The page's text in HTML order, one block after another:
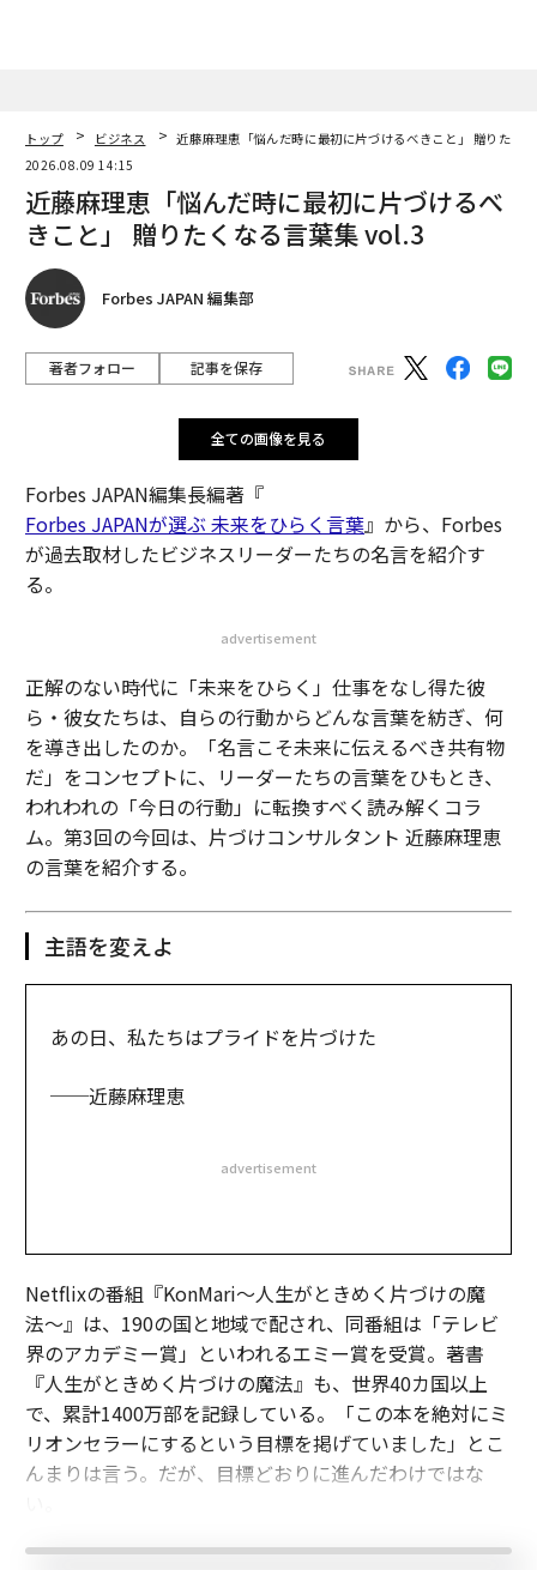
トップ ビジネス
近藤麻理恵「悩んだ時に最初に片づけるべきこと」 贈りたく
2026.08.09 14:15
近藤麻理恵「悩んだ時に最初に片づけるべ
きこと」 贈りたくなる言葉集 vol.3
Forbes JAPAN 編集部
著者フォロー 記事を保存
全ての画像を見る
Forbes JAPAN編集長編著『
Forbes JAPANが選ぶ 未来をひらく言葉』から、Forbes
が過去取材したビジネスリーダーたちの名言を紹介す
る。
advertisement
正解のない時代に「未来をひらく」仕事をなし得た彼
ら・彼女たちは、自らの行動からどんな言葉を紡ぎ、何
を導き出したのか。「名言こそ未来に伝えるべき共有物
だ」をコンセプトに、リーダーたちの言葉をひもとき、
われわれの「今日の行動」に転換すべく読み解くコラ
ム。第3回の今回は、片づけコンサルタント 近藤麻理恵
の言葉を紹介する。
主語を変えよ
あの日、私たちはプライドを片づけた
──近藤麻理恵
advertisement
Netflixの番組『KonMari～人生がときめく片づけの魔
法〜』は、190の国と地域で配され、同番組は「テレビ
界のアカデミー賞」といわれるエミー賞を受賞。著書
『人生がときめく片づけの魔法』も、世界40カ国以上
で、累計1400万部を記録している。「この本を絶対にミ
リオンセラーにするという目標を掲げていました」とこ
んまりは言う。だが、目標どおりに進んだわけではな